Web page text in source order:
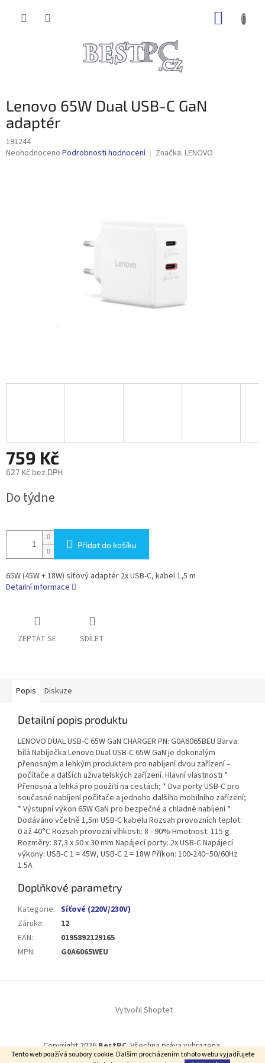
Tento web používá soubory cookie. Dalším procházením tohoto webu vyjadřujete
Lenovo 65W Dual USB-C GaN
adaptér
191244
Průměrné
Neohodnoceno Podrobnosti hodnocení Značka: LENOVO
759 Kč
627 Kč bez DPH
cena:
Do týdne
Přidat do košíku
65W (45W + 18W) síťový adaptér 2x USB-C, kabel 1,5 m
Detailní informace
ZEPTAT SE SDÍLET
Popis Diskuze
Detailní popis produktu
LENOVO DUAL USB-C 65W GaN CHARGER PN: G0A6065BEU Barva:
bílá Nabíječka Lenovo Dual USB-C 65W GaN je dokonalým
přenosným a lehkým produktem pro nabíjení dvou zařízení –
počítače a dalších uživatelských zařízení. Hlavní vlastnosti *
Přenosná a lehká pro použití na cestách; * Dva porty USB-C pro
současné nabíjení počítače a jednoho dalšího mobilního zařízení;
* Výstupní výkon 65W GaN pro bezpečné a chladné nabíjení *
Dodáváno včetně 1,5m USB-C kabelu Rozsah provozních teplot:
0 až 40°C Rozsah provozní vlhkosti: 8 - 90% Hmotnost: 115 g
Rozměry: 87,3 x 50 x 30 mm Napájecí porty: 2x USB-C Napájecí
výkony: USB-C 1 = 45W, USB-C 2 = 18W Příkon: 100-240~50/60Hz
1.5A
Doplňkové parametry
Kategorie: Síťové (220V/230V)
Záruka:
12
EAN:
0195892129165
MPN: G0A6065WEU
Vytvořil Shoptet
Copyright 2026BestPC. Všechna práva vyhrazena.